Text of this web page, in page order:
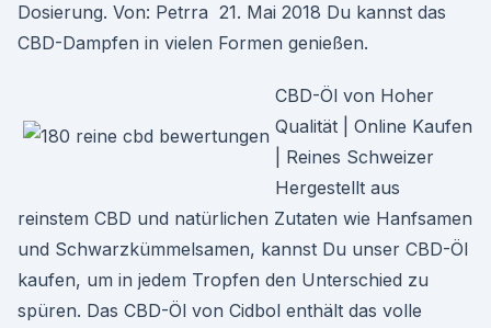
Dosierung. Von: Petrra 21. Mai 2018 Du kannst das
CBD-Dampfen in vielen Formen genießen.
CBD-Öl von Hoher
Qualität | Online Kaufen
| Reines Schweizer
Hergestellt aus
reinstem CBD und natürlichen Zutaten wie Hanfsamen
und Schwarzkümmelsamen, kannst Du unser CBD-Öl
kaufen, um in jedem Tropfen den Unterschied zu
spüren. Das CBD-Öl von Cidbol enthält das volle